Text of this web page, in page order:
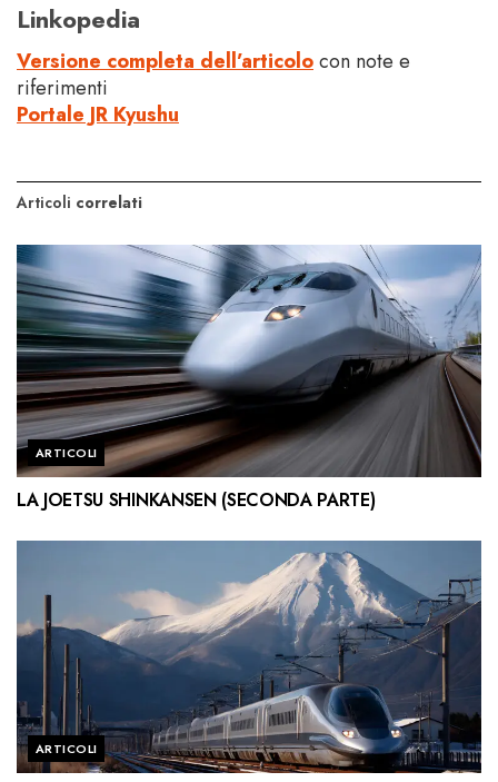
Linkopedia
Versione completa dell’articolocon note e
riferimenti
Portale JR Kyushu
Articoli correlati
ARTICOLI
LA JOETSU SHINKANSEN (SECONDA PARTE)
ARTICOLI